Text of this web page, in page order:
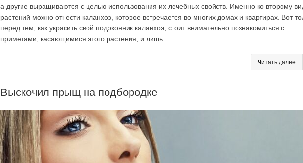
а другие выращиваются с целью использования их лечебных свойств. Именно ко второму
растений можно отнести каланхоэ, которое встречается во многих домах и квартирах. Вот
перед тем, как украсить свой подоконник каланхоэ, стоит внимательно познакомиться с
приметами, касающимися этого растения, и лишь
Читать далее
Выскочил прыщ на подбородке